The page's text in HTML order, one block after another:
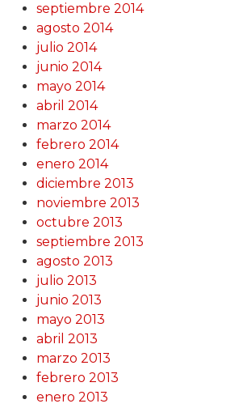
septiembre 2014
agosto 2014
julio 2014
junio 2014
mayo 2014
abril 2014
marzo 2014
febrero 2014
enero 2014
diciembre 2013
noviembre 2013
octubre 2013
septiembre 2013
agosto 2013
julio 2013
junio 2013
mayo 2013
abril 2013
marzo 2013
febrero 2013
enero 2013